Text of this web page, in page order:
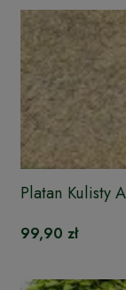
Platan Kulisty
99,90 zł